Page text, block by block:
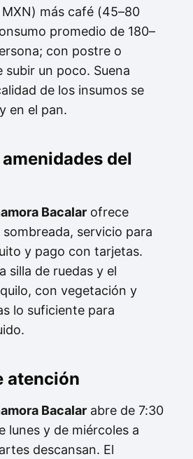
más café (45–80
promedio de 180–
con postre o
subir un poco. Suena
de los insumos se
en el pan.
del
Bacalar ofrece
servicio para
y pago con tarjetas.
silla de ruedas y el
con vegetación y
lo suficiente para
atención
Bacalar abre de 7:30
lunes y de miércoles a
descansan. El